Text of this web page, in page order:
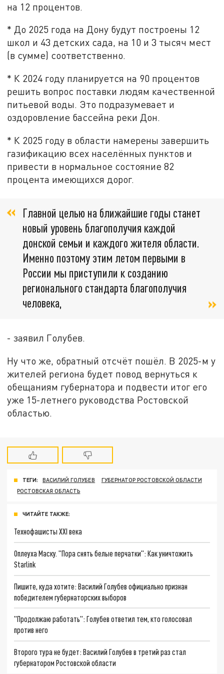
на 12 процентов.
* До 2025 года на Дону будут построены 12
школ и 43 детских сада, на 10 и 3 тысяч мест
(в сумме) соответственно.
* К 2024 году планируется на 90 процентов
решить вопрос поставки людям качественной
питьевой воды. Это подразумевает и
оздоровление бассейна реки Дон.
* К 2025 году в области намерены завершить
газификацию всех населённых пунктов и
привести в нормальное состояние 82
процента имеющихся дорог.
Главной целью на ближайшие годы станет
новый уровень благополучия каждой
донской семьи и каждого жителя области.
Именно поэтому этим летом первыми в
России мы приступили к созданию
регионального стандарта благополучия
человека,
- заявил Голубев.
Ну что же, обратный отсчёт пошёл. В 2025-м у
жителей региона будет повод вернуться к
обещаниям губернатора и подвести итог его
уже 15-летнего руководства Ростовской
областью.
ТЕГИ: ВАСИЛИЙ ГОЛУБЕВ
ГУБЕРНАТОР РОСТОВСКОЙ ОБЛАСТИ
РОСТОВСКАЯ ОБЛАСТЬ
ЧИТАЙТЕ ТАКЖЕ:
Технофашисты XXI века
Оплеуха Маску. "Пора снять белые перчатки": Как уничтожить
Starlink
Пишите, куда хотите: Василий Голубев официально признан
победителем губернаторских выборов
"Продолжаю работать": Голубев ответил тем, кто голосовал
против него
Второго тура не будет: Василий Голубев в третий раз стал
губернатором Ростовской области